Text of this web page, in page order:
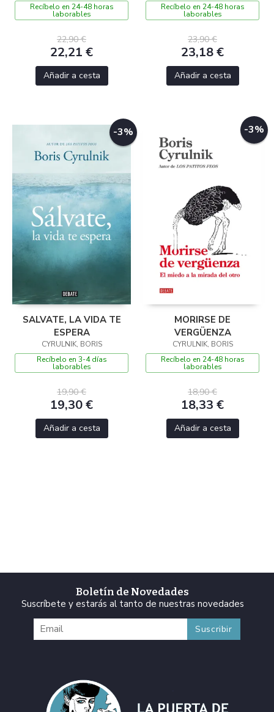
Recíbelo en 24-48 horas
laborables
22,90 €
22,21 €
Añadir a cesta
Recíbelo en 24-48 horas
laborables
23,90 €
23,18 €
Añadir a cesta
-3%
SALVATE, LA VIDA TE
ESPERA
CYRULNIK, BORIS
Recíbelo en 3-4 días
laborables
19,90 €
19,30 €
Añadir a cesta
-3%
MORIRSE DE
VERGÜENZA
CYRULNIK, BORIS
Recíbelo en 24-48 horas
laborables
18,90 €
18,33 €
Añadir a cesta
Boletín de Novedades
Suscríbete y estarás al tanto de nuestras novedades